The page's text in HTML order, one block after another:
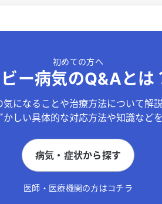
初めての方へ
ー病気のQ&Aとは
になることや治療方法について解
しい具体的な対応方法や知識など
病気・症状から探す
医師・医療機関の方はコチラ